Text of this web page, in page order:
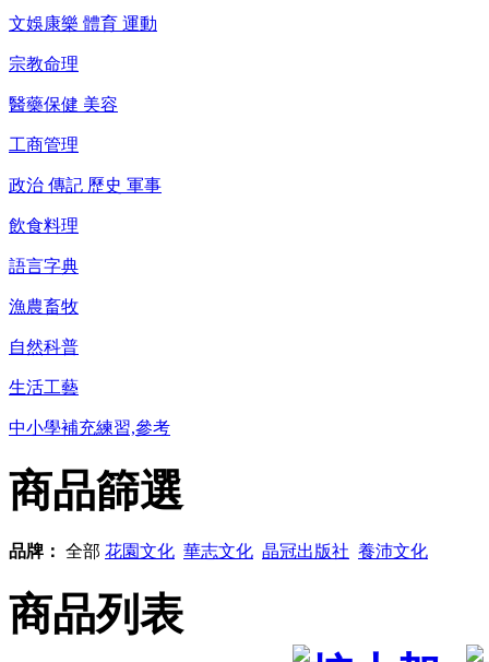
文娛康樂 體育 運動
宗教命理
醫藥保健 美容
工商管理
政治 傳記 歷史 軍事
飲食料理
語言字典
漁農畜牧
自然科普
生活工藝
中小學補充練習,參考
商品篩選
品牌： 全部 花園文化 華志文化 晶冠出版社 養沛文化
商品列表